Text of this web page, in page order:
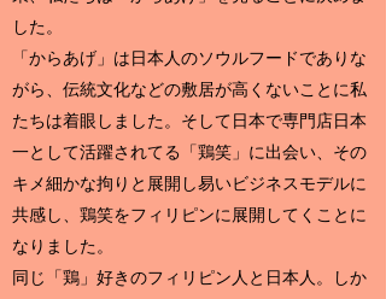
した。
「からあげ」は日本人のソウルフードでありな
がら、伝統文化などの敷居が高くないことに私
たちは着眼しました。そして日本で専門店日本
一として活躍されてる「鶏笑」に出会い、その
キメ細かな拘りと展開し易いビジネスモデルに
共感し、鶏笑をフィリピンに展開してくことに
なりました。
同じ「鶏」好きのフィリピン人と日本人。しか